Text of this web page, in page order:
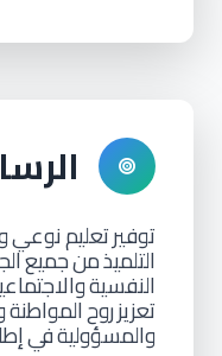
توفيرتعليمنوعي
التلميذمنجميع
النفسية
تعزيزروحالمواطنة
والمسؤوليةفي إطار